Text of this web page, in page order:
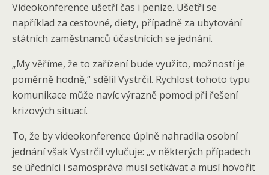
Videokonference ušetří čas i peníze. Ušetří se
například za cestovné, diety, případně za ubytování
státních zaměstnanců účastnících se jednání.
„My věříme, že to zařízení bude využito, možností je
poměrně hodně,“ sdělil Vystrčil. Rychlost tohoto typu
komunikace může navíc výrazně pomoci při řešení
krizových situací.
To, že by videokonference úplně nahradila osobní
jednání však Vystrčil vylučuje: „v některých případech
se úředníci i samospráva musí setkávat a musí hovořit